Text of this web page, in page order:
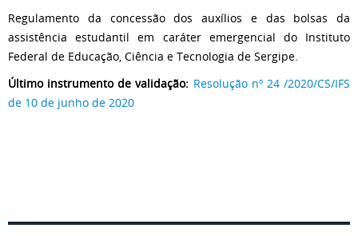
Regulamento da concessão dos auxílios e das bolsas da
assistência estudantil em caráter emergencial do Instituto
Federal de Educação, Ciência e Tecnologia de Sergipe.
Último instrumento de validação: Resolução nº 24 /2020/CS/IFS
de 10 de junho de 2020